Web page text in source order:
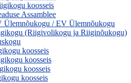
koosseis
Assamblee
Ülemnõukogu / EV Ülemnõukogu
(Riigivolikogu ja Riiginõukogu)
koosseis
koosseis
koosseis
koosseis